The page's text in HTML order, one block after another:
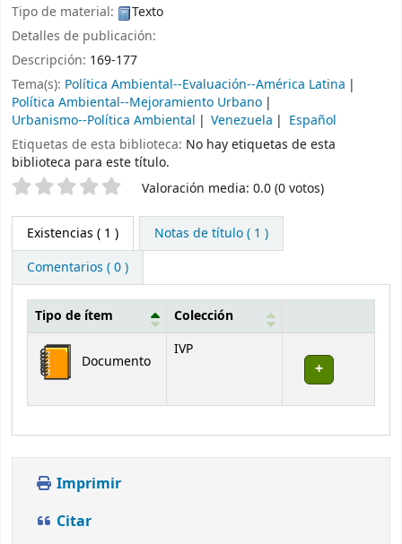
Tipo de material:
Texto
Detalles de publicación:
Descripción: 169-177
Tema(s): Política Ambiental--Evaluación--América Latina
Política Ambiental--Mejoramiento Urbano
Urbanismo--Política Ambiental
Venezuela
Español
Etiquetas de esta biblioteca: No hay etiquetas de esta
biblioteca para este título.
Valoración Valoración media: 0.0 (0 votos)
Existencias ( 1 )
Notas de título ( 1 )
Comentarios ( 0 )
Existencias
Tipo de ítem Colección
Documento
IVP
Imprimir
Citar